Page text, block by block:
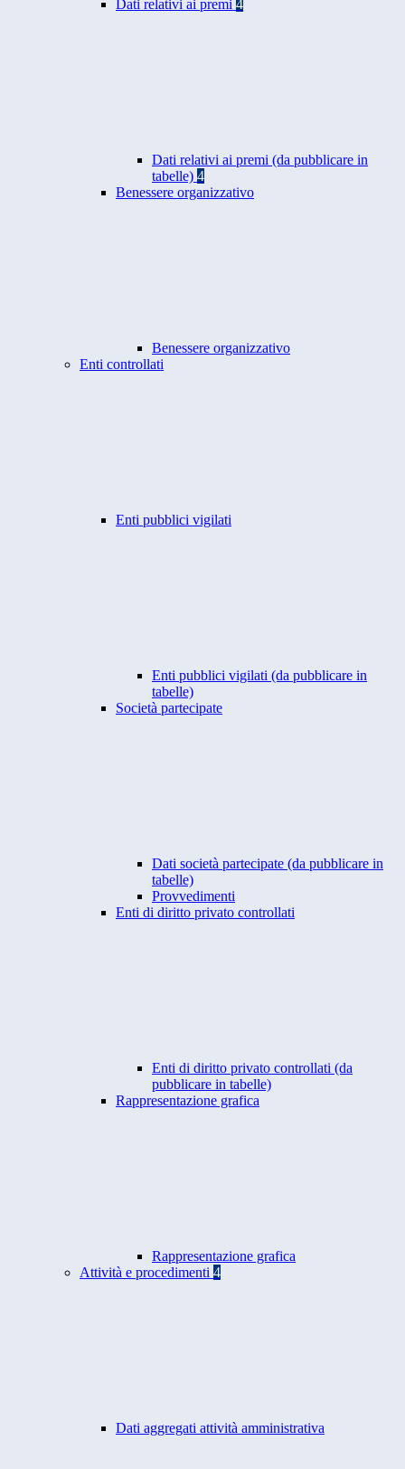
Dati relativi ai premi 4
Dati relativi ai premi (da pubblicare in
tabelle) 4
Benessere organizzativo
Benessere organizzativo
Enti controllati
Enti pubblici vigilati
Enti pubblici vigilati (da pubblicare in
tabelle)
Società partecipate
Dati società partecipate (da pubblicare in
tabelle)
Provvedimenti
Enti di diritto privato controllati
Enti di diritto privato controllati (da
pubblicare in tabelle)
Rappresentazione grafica
Rappresentazione grafica
Attività e procedimenti 4
Dati aggregati attività amministrativa